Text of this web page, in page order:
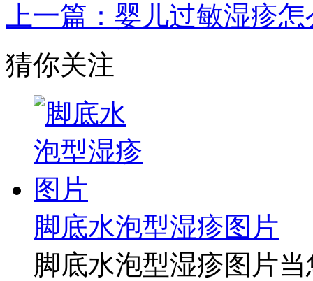
上一篇：婴儿过敏湿疹
猜你关注
脚底水泡型湿疹图片
脚底水泡型湿疹图片